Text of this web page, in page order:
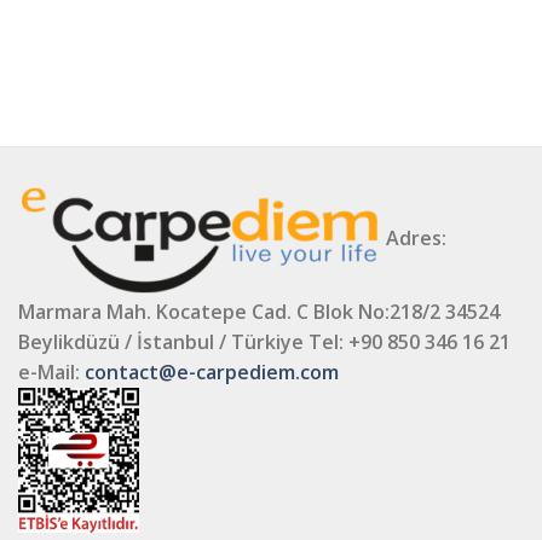
Adres:
Marmara Mah. Kocatepe Cad. C Blok No:218/2 34524
Beylikdüzü / İstanbul / Türkiye Tel: +90 850 346 16 21
e-Mail: contact@e-carpediem.com